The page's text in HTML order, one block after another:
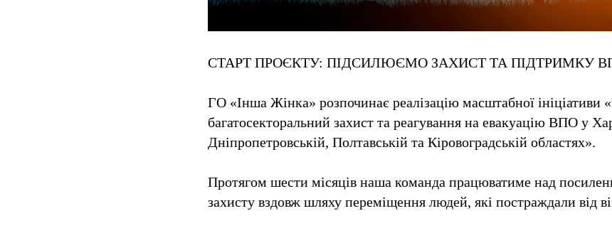
СТАРТ ПРОЄКТУ: ПІДСИЛЮЄМО ЗАХИСТ ТА ПІДТРИМКУ
ГО «Інша Жінка» розпочинає реалізацію масштабної ініціативи
багатосекторальний захист та реагування на евакуацію ВПО у
Дніпропетровській, Полтавській та Кіровоградській областях».
Протягом шести місяців наша команда працюватиме над
захисту вздовж шляху переміщення людей, які постраждали від